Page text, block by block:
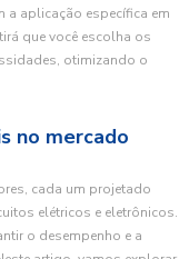
a aplicação específica em
que você escolha os
otimizando o
no mercado
cada um projetado
elétricos e eletrônicos.
o desempenho e a